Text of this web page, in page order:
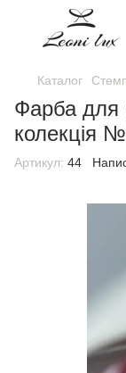
Каталог
Фарба для
колекція
Артикул: 44